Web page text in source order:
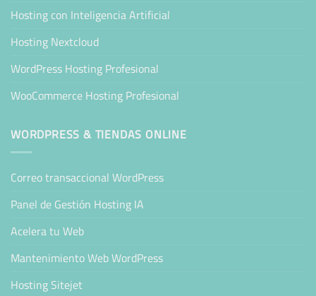
Hosting con Inteligencia Artificial
Hosting Nextcloud
WordPress Hosting Profesional
WooCommerce Hosting Profesional
WORDPRESS & TIENDAS ONLINE
Correo transaccional WordPress
Panel de Gestión Hosting IA
Acelera tu Web
Mantenimiento Web WordPress
Hosting Sitejet